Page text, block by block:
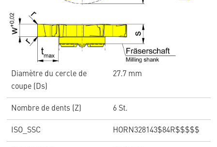
Diamètre du cercle de
coupe (Ds)
27.7 mm
Nombre de dents (Z) 6 St.
ISO_SSC HORN328143$84R$$$$$